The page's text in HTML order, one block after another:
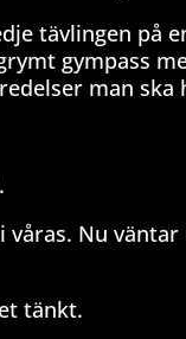
tävlingen på
gympass
man ska
Nu
tänkt.